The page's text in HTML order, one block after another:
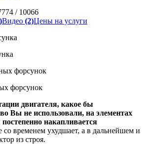
/ 10066
Видео (2)Цены на услуги
форсунок
двигателя, какое бы
Вы не использовали, на элементах
накапливается
со временем ухудшает, а в дальнейшем и
из строя.